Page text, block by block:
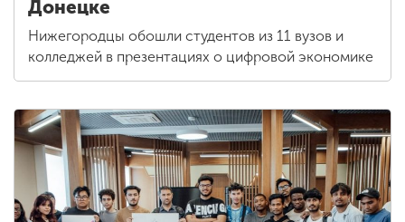
Донецке
Нижегородцы обошли студентов из 11 вузов и
колледжей в презентациях о цифровой экономике